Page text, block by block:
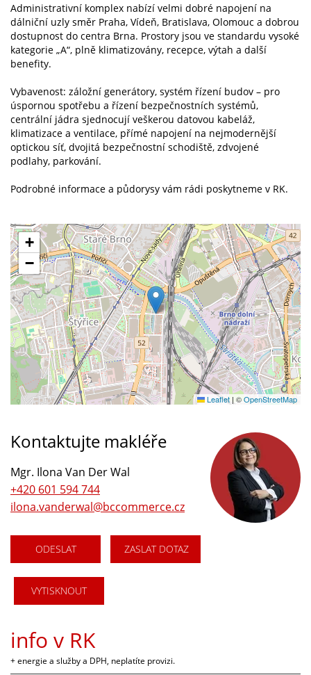
Administrativní komplex nabízí velmi dobré napojení na
dálniční uzly směr Praha, Vídeň, Bratislava, Olomouc a dobrou
dostupnost do centra Brna. Prostory jsou ve standardu vysoké
kategorie „A“, plně klimatizovány, recepce, výtah a další
benefity.
Vybavenost: záložní generátory, systém řízení budov – pro
úspornou spotřebu a řízení bezpečnostních systémů,
centrální jádra sjednocují veškerou datovou kabeláž,
klimatizace a ventilace, přímé napojení na nejmodernější
optickou síť, dvojitá bezpečnostní schodiště, zdvojené
podlahy, parkování.
Podrobné informace a půdorysy vám rádi poskytneme v RK.
+
−
Leaflet | ©OpenStreetMap
Kontaktujte makléře
Mgr. Ilona Van Der Wal
+420 601 594 744
ilona.vanderwal@bccommerce.cz
ODESLAT ZASLAT DOTAZ
VYTISKNOUT
info v RK
+ energie a služby a DPH, neplatíte provizi.